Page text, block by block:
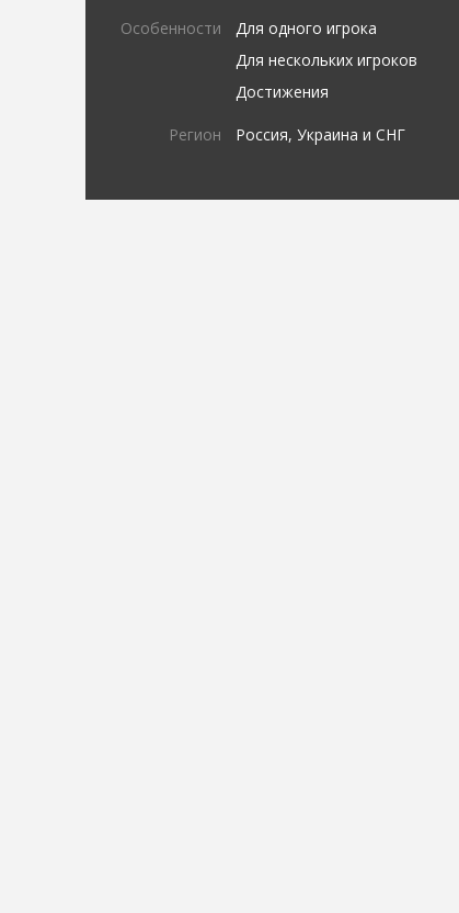
Особенности
Для одного игрока
Для нескольких игроков
Достижения
Регион Россия, Украина и СНГ